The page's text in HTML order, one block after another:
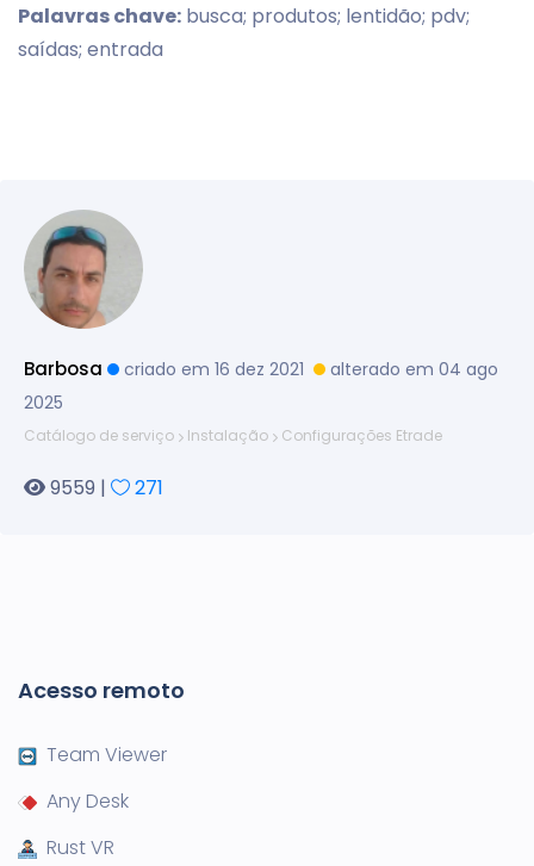
Palavras chave: busca; produtos; lentidão; pdv;
saídas; entrada
Barbosa criado em 16 dez 2021
alterado em 04 ago
2025
Catálogo de serviço Instalação Configurações Etrade
9559 | 271
Acesso remoto
Team Viewer
Any Desk
Rust VR